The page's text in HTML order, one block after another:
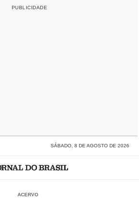
SÁBADO, 8 DE AGOSTO DE 2026
ACERVO